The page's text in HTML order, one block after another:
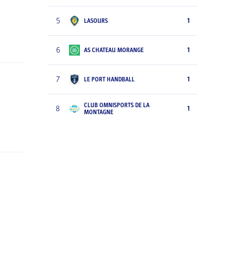
5 LASOURS 1
6 AS CHATEAU MORANGE 1
7 LE PORT HANDBALL 1
8
CLUB OMNISPORTS DE LA
MONTAGNE
1